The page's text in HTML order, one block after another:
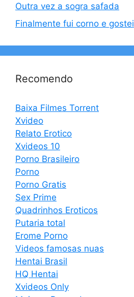
Outra vez a sogra safada
Finalmente fui corno e gostei
Recomendo
Baixa Filmes Torrent
Xvideo
Relato Erotico
Xvideos 10
Porno Brasileiro
Porno
Porno Gratis
Sex Prime
Quadrinhos Eroticos
Putaria total
Erome Porno
Videos famosas nuas
Hentai Brasil
HQ Hentai
Xvideos Only